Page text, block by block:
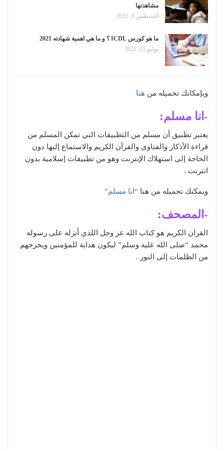
مشاهدتها
أغسطس 8, 2021
ما هو كورس ICDL ؟ و ما هي اهمية شهادته 2021
يوليو 15, 2021
وبإمكانك تحميله من هنا
-انا مسلم:
يعتبر تطبيق أن مسلم من التطبيقات التي تمكن المسلم من
قراءة الأذكار والفتاوى والقرآن الكريم والاستماع إليها دون
الحاجة إلى استهلاك الإنترنت وهو من تطبيقات إسلامية بدون
انترنت .
ويمكنك تحميله من هنا “انا مسلم”
-المصحف:
القران الكريم هو كتاب الله عز وجل اللذي أنزله على رسوله
محمد “صلى الله عليه وسلم” ليكون هداية للمؤمنين ويخرجهم
من الظلمات إلى النور .